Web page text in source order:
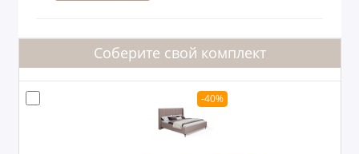
Соберите свой комплект
-40%